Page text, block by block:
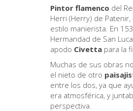
Pintor flamenco del
Herri (Herry) de Patenir,
estilo manierista. En
Hermandad de San
apodo Civetta para la
Muchas de sus obras
el nieto de otro
entre los dos, ya que
era atmosférica, y
perspectiva.